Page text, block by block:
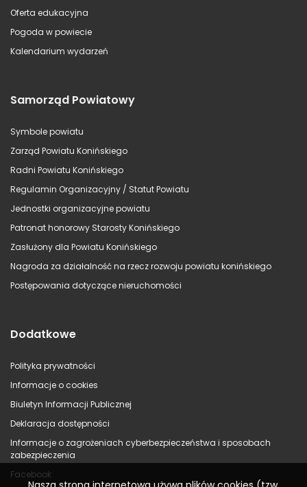
Oferta edukacyjna
Pogoda w powiecie
Kalendarium wydarzeń
Samorząd Powiatowy
Symbole powiatu
Zarząd Powiatu Konińskiego
Radni Powiatu Konińskiego
Regulamin Organizacyjny / Statut Powiatu
Jednostki organizacyjne powiatu
Patronat honorowy Starosty Konińskiego
Zasłużony dla Powiatu Konińskiego
Nagroda za działalność na rzecz rozwoju powiatu konińskiego
Postępowania dotyczące nieruchomości
Dodatkowe
Polityka prywatności
Informacje o cookies
Biuletyn Informacji Publicznej
Deklaracja dostępności
Informacje o zagrożeniach cyberbezpieczeństwa i sposobach
zabezpieczenia
Facebook